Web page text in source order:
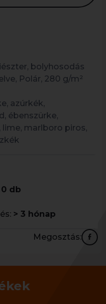
bolyhosodás
Polár, 280 g/m²
azúrkék,
ébenszürke,
lime, marlboro piros,
0 db
> 3 hónap
Megosztás: